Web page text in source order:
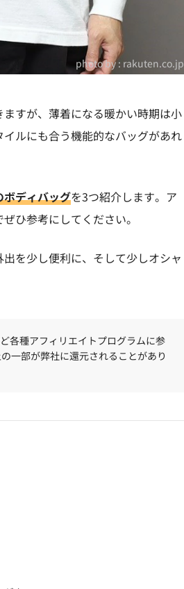
photo by : rakuten.co.jp
すが、薄着になる暖かい時期は小
ルにも合う機能的なバッグがあれ
ディバッグを3つ紹介します。ア
ひ参考にしてください。
を少し便利に、そして少しオシャ
各種アフィリエイトプログラムに参
一部が弊社に還元されることがあり